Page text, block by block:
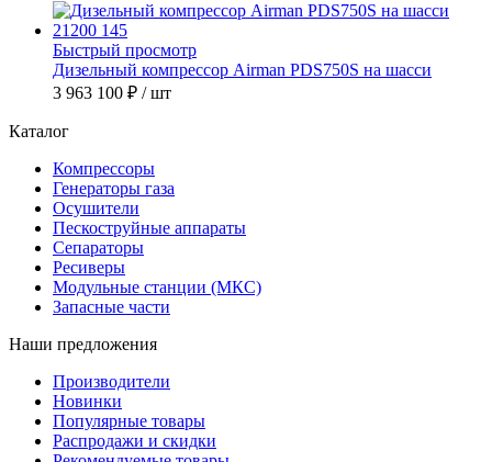
Быстрый просмотр
Дизельный компрессор Airman PDS750S на шасси
3 963 100 ₽ / шт
Каталог
Компрессоры
Генераторы газа
Осушители
Пескоструйные аппараты
Сепараторы
Ресиверы
Модульные станции (МКС)
Запасные части
Наши предложения
Производители
Новинки
Популярные товары
Распродажи и скидки